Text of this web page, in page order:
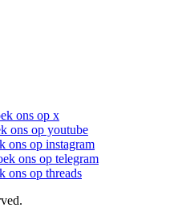
ons op x
ons op youtube
ons op instagram
ons op telegram
ons op threads